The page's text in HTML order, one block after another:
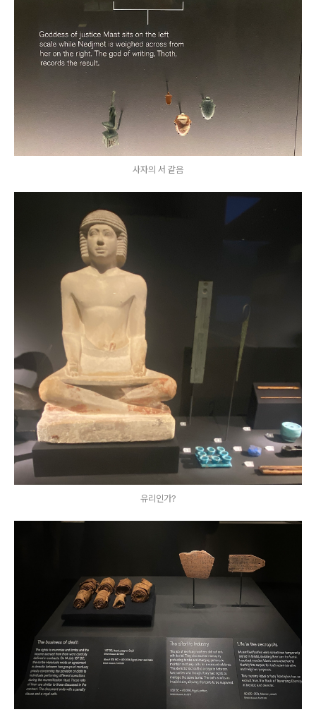
사자의 서 같음
유리인가?